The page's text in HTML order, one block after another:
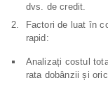
dvs. de credit.
Factori de luat în
rapid:
Analizați costul
rata dobânzii și